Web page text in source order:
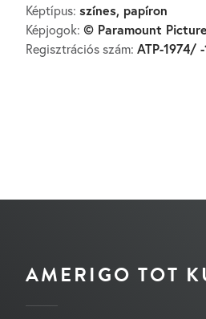
Képtípus: színes, papíron
Képjogok: © Paramount
Regisztrációs szám: ATP-1974/ -
AMERIGO TOT